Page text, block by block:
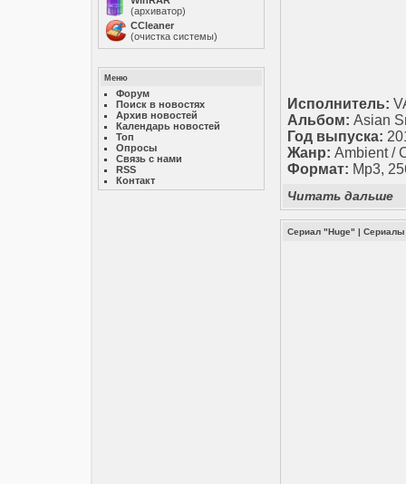
(архиватор)
ССleaner
(очистка системы)
Меню
Форум
Поиск в новостях
Архив новостей
Календарь новостей
Топ
Опросы
Связь с нами
RSS
Контакт
Исполнитель:
Альбом: Asian
Год выпуска:
Жанр: Ambient /
Формат: Mp3,
Читать дальше
Сериал "Huge" | Сериалы